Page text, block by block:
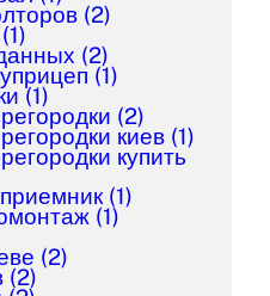
(2)
(1)
(2)
(1)
(1)
(2)
киев (1)
купить
(1)
(1)
(2)
(2)